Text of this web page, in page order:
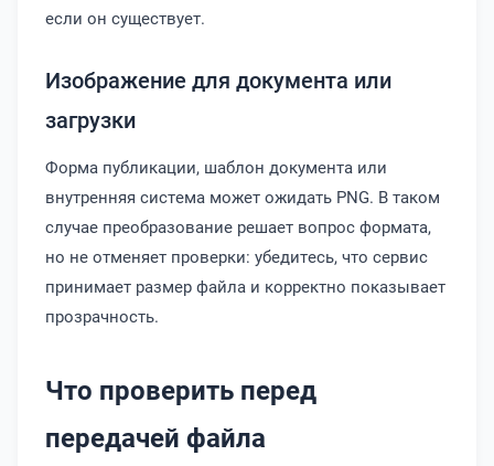
если он существует.
Изображение для документа или
загрузки
Форма публикации, шаблон документа или
внутренняя система может ожидать PNG. В таком
случае преобразование решает вопрос формата,
но не отменяет проверки: убедитесь, что сервис
принимает размер файла и корректно показывает
прозрачность.
Что проверить перед
передачей файла